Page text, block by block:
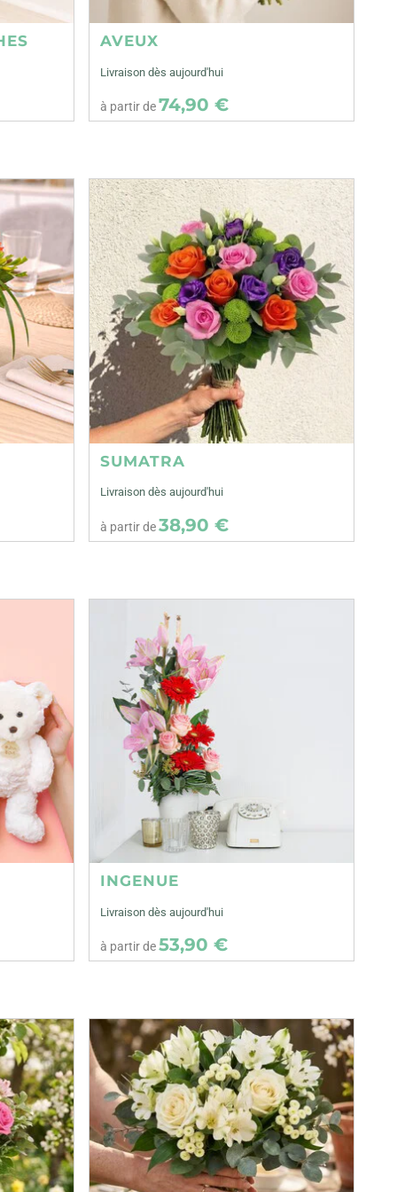
AVEUX
Livraison dès aujourd'hui
à partir de74,90 €
SUMATRA
Livraison dès aujourd'hui
à partir de38,90 €
INGENUE
Livraison dès aujourd'hui
à partir de53,90 €